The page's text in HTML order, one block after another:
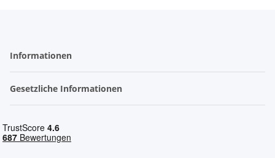
Informationen
Gesetzliche Informationen